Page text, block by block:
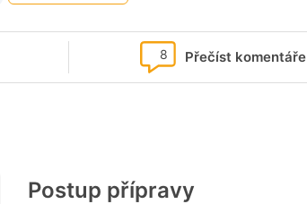
Přečíst komentáře
8
Postup přípravy